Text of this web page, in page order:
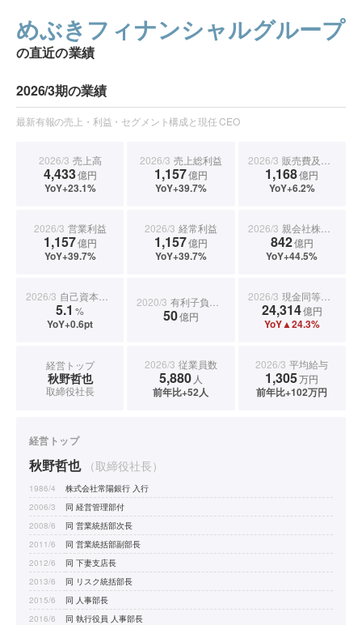
めぶきフィナンシャルグループ
の直近の業績
2026/3期の業績
最新有報の売上・利益・セグメント構成と現任 CEO
2026/3 売上高
4,433億円
YoY+23.1%
2026/3 売上総利益
1,157億円
YoY+39.7%
2026/3 販売費及び一般管理費
1,168億円
YoY+6.2%
2026/3 営業利益
1,157億円
YoY+39.7%
2026/3 経常利益
1,157億円
YoY+39.7%
2026/3 親会社株主に帰属する当期純利益
842億円
YoY+44.5%
2026/3 自己資本比率
5.1 %
YoY+0.6pt
2020/3 有利子負債合計
50億円
2026/3 現金同等物期末残高
24,314億円
YoY▲24.3%
経営トップ
秋野哲也
取締役社長
2026/3 従業員数
5,880 人
前年比+52人
2026/3 平均給与
1,305万円
前年比+102万円
経営トップ
秋野哲也 （取締役社長）
1986/4
株式会社常陽銀行 入行
2006/3
同 経営管理部付
2008/6
同 営業統括部次長
2011/6
同 営業統括部副部長
2012/6
同 下妻支店長
2013/6
同 リスク統括部長
2015/6
同 人事部長
2016/6
同 執行役員 人事部長